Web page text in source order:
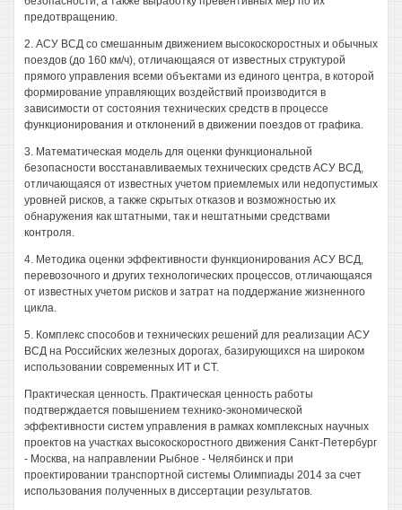
предотвращению.
2. АСУ ВСД со смешанным движением высокоскоростных и обычных
поездов (до 160 км/ч), отличающаяся от известных структурой
прямого управления всеми объектами из единого центра, в которой
формирование управляющих воздействий производится в
зависимости от состояния технических средств в процессе
функционирования и отклонений в движении поездов от графика.
3. Математическая модель для оценки функциональной
безопасности восстанавливаемых технических средств АСУ ВСД,
отличающаяся от известных учетом приемлемых или недопустимых
уровней рисков, а также скрытых отказов и возможностью их
обнаружения как штатными, так и нештатными средствами
контроля.
4. Методика оценки эффективности функционирования АСУ ВСД,
перевозочного и других технологических процессов, отличающаяся
от известных учетом рисков и затрат на поддержание жизненного
цикла.
5. Комплекс способов и технических решений для реализации АСУ
ВСД на Российских железных дорогах, базирующихся на широком
использовании современных ИТ и СТ.
Практическая ценность. Практическая ценность работы
подтверждается повышением технико-экономической
эффективности систем управления в рамках комплексных научных
проектов на участках высокоскоростного движения Санкт-Петербург
- Москва, на направлении Рыбное - Челябинск и при
проектировании транспортной системы Олимпиады 2014 за счет
использования полученных в диссертации результатов.